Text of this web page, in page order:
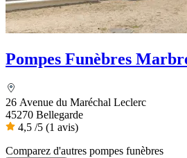
Pompes Funèbres
26 Avenue du Maréchal Leclerc
45270 Bellegarde
4,5 /5 (1 avis)
Comparez d'autres pompes funèbres